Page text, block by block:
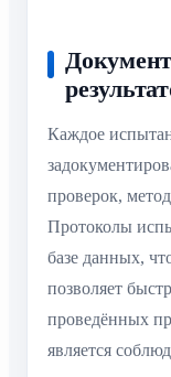
Каждое
проверок,
Протоколы
базе данных,
позволяет
проведённых
является